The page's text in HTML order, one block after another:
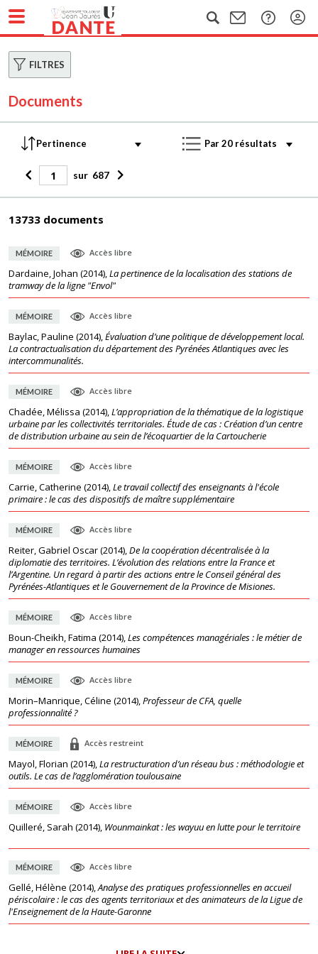
FILTRES
Documents
sur 687
13733 documents
MÉMOIRE Accès libre
Dardaine, Johan (2014),La pertinence de la localisation des stations de
tramway de la ligne "Envol"
MÉMOIRE Accès libre
Baylac, Pauline (2014),Évaluation d’une politique de développement local.
La contractualisation du département des Pyrénées Atlantiques avec les
intercommunalités.
MÉMOIRE Accès libre
Chadée, Mélissa (2014),L’appropriation de la thématique de la logistique
urbaine par les collectivités territoriales. Étude de cas : Création d’un centre
de distribution urbaine au sein de l’écoquartier de la Cartoucherie
MÉMOIRE Accès libre
Carrie, Catherine (2014),Le travail collectif des enseignants à l'école
primaire : le cas des dispositifs de maître supplémentaire
MÉMOIRE Accès libre
Reiter, Gabriel Oscar(2014),De la coopération décentralisée à la
diplomatie des territoires. L’évolution des relations entre la France et
l’Argentine. Un regard à partir des actions entre le Conseil général des
Pyrénées-Atlantiques et le Gouvernement de la Province de Misiones.
MÉMOIRE Accès libre
Boun-Cheikh, Fatima (2014),Les compétences managériales : le métier de
manager en ressources humaines
MÉMOIRE Accès libre
Morin–Manrique, Céline (2014),Professeur de CFA, quelle
professionnalité ?
MÉMOIRE Accès restreint
Mayol, Florian (2014),La restructuration d’un réseau bus : méthodologie et
outils. Le cas de l’agglomération toulousaine
MÉMOIRE Accès libre
Quilleré, Sarah (2014), Wounmainkat : les wayuu en lutte pour le territoire
MÉMOIRE Accès libre
Gellé, Hélène (2014),Analyse des pratiques professionnelles en accueil
périscolaire : le cas des agents territoriaux et des animateurs de la Ligue de
l'Enseignement de la Haute-Garonne